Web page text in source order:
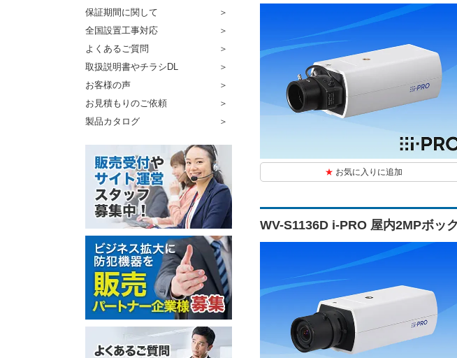
保証期間に関して
全国設置工事対応
よくあるご質問
取扱説明書やチラシDL
お客様の声
お見積もりのご依頼
製品カタログ
お気に入りに追加
WV-S1136D i-PRO 屋内2MPボッ